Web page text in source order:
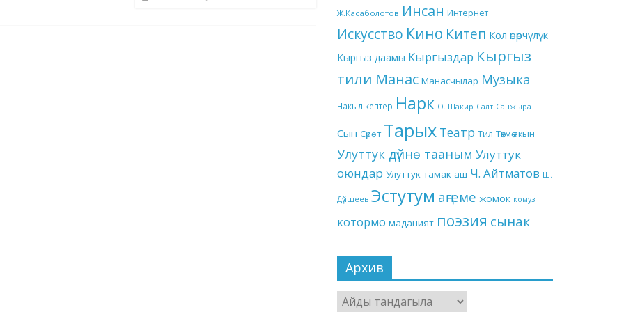
Ж.Касаболотов Инсан Интернет
Искусство Кино Китеп Кол өнөрчүлүк
Кыргыз даамы Кыргыздар Кыргыз
тили Манас Манасчылар Музыка
Накыл кептер Нарк О. Шакир Салт Санжыра
Сын Сүрөт Тарых Театр Тил Төкмө акын
Улуттук дүйнө тааным Улуттук
оюндар Улуттук тамак-аш Ч. Айтматов Ш.
Дүйшеев Эстутум аңгеме жомок комуз
котормо маданият поэзия сынак
Архив
Архив